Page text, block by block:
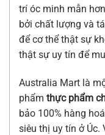
trí óc minh mẫn
bởi chất lượng và
để cơ thể thật sự
thật sự uy tín để
Australia Mart là
phẩm thực phẩm
bảo 100% hàng
siêu thị uy tín ở Úc.